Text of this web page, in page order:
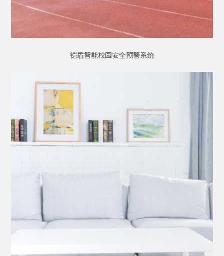
铠盾智能校园安全预警系统